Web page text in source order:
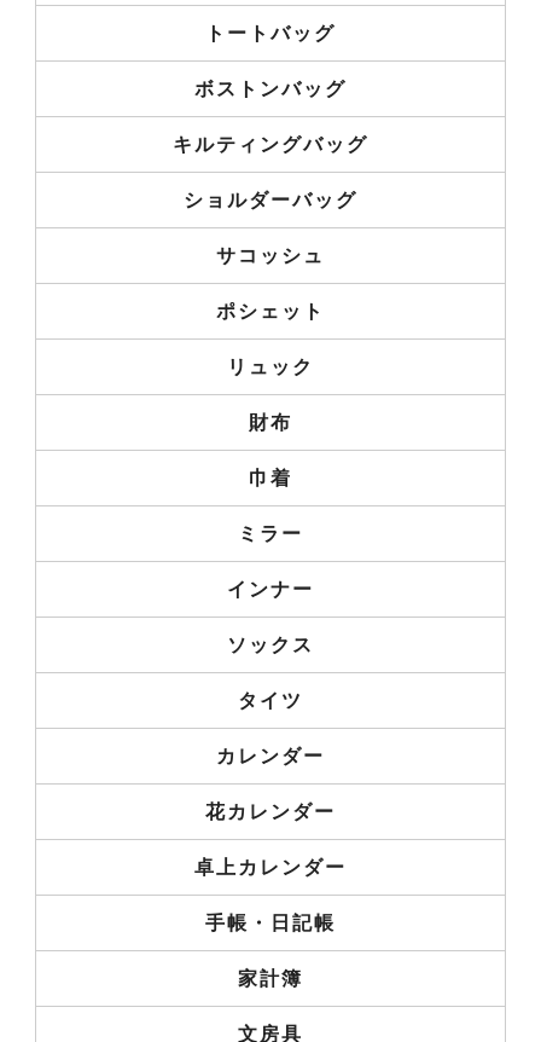
トートバッグ
ボストンバッグ
キルティングバッグ
ショルダーバッグ
サコッシュ
ポシェット
リュック
財布
巾着
ミラー
インナー
ソックス
タイツ
カレンダー
花カレンダー
卓上カレンダー
手帳・日記帳
家計簿
文房具